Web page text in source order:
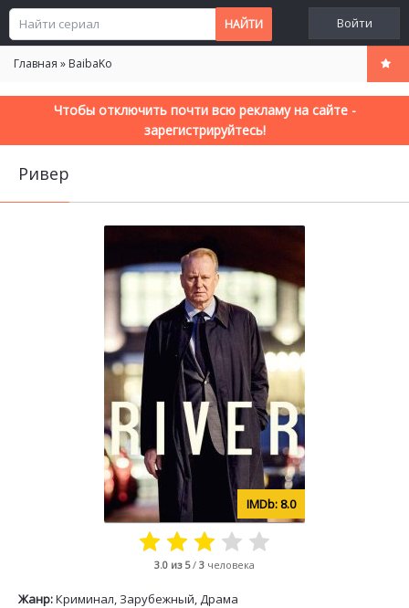
Войти
Главная » BaibaKo
Чтобы отключить почти всю рекламу на сайте -
зарегистрируйтесь!
Ривер
8.0
3.0 из 5/ 3 человека
Жанр:Криминал, Зарубежный, Драма